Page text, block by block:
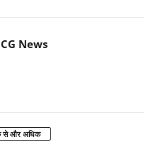
CG News
और अधिक